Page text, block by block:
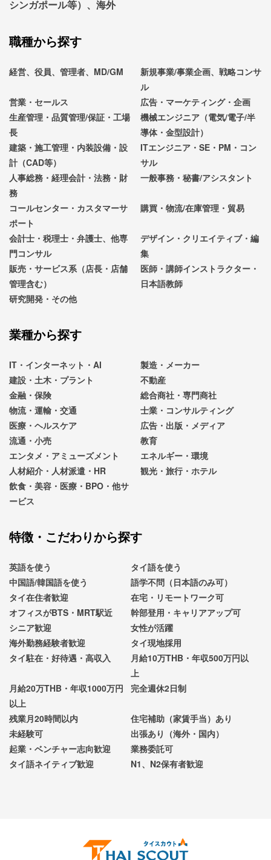
シンガポール等）、海外
職種から探す
経営、役員、管理者、MD/GM
新規事業/事業企画、戦略コンサ
ル
営業・セールス
広告・マーケティング・企画
生産管理・品質管理/保証・工場
長
機械エンジニア（電気/電子/半
導体・金型設計）
建築・施工管理・内装設備・設
計（CAD等）
ITエンジニア・SE・PM・コン
サル
人事総務・経理会計・法務・財
務
一般事務・秘書/アシスタント
コールセンター・カスタマーサ
ポート
購買・物流/在庫管理・貿易
会計士・税理士・弁護士、他専
門コンサル
デザイン・クリエイティブ・編
集
販売・サービス系（店長・店舗
管理含む）
医師・講師インストラクター・
日本語教師
研究開発・その他
業種から探す
IT・インターネット・AI
製造・メーカー
建設・土木・プラント
不動産
金融・保険
総合商社・専門商社
物流・運輸・交通
士業・コンサルティング
医療・ヘルスケア
広告・出版・メディア
流通・小売
教育
エンタメ・アミューズメント
エネルギー・環境
人材紹介・人材派遣・HR
観光・旅行・ホテル
飲食・美容・医療・BPO・他サ
ービス
特徴・こだわりから探す
英語を使う
タイ語を使う
中国語/韓国語を使う
語学不問（日本語のみ可）
タイ在住者歓迎
在宅・リモートワーク可
オフィスがBTS・MRT駅近
幹部登用・キャリアアップ可
シニア歓迎
女性が活躍
海外勤務経験者歓迎
タイ現地採用
タイ駐在・好待遇・高収入
月給10万THB・年収500万円以
上
月給20万THB・年収1000万円
以上
完全週休2日制
残業月20時間以内
住宅補助（家賃手当）あり
未経験可
出張あり（海外・国内）
起業・ベンチャー志向歓迎
業務委託可
タイ語ネイティブ歓迎
N1、N2保有者歓迎